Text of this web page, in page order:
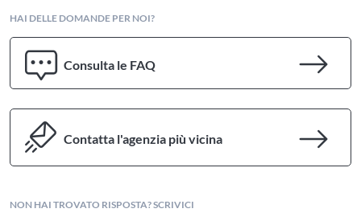
NON HAI TROVATO RISPOSTA? SCRIVICI
HAI DELLE DOMANDE PER NOI?
Consulta le FAQ
Contatta l'agenzia più vicina